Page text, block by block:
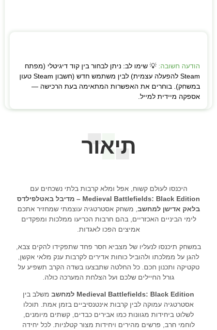
הודעה חשובה: 💡 שימו לב: ניתן לבחור בין קוד דיגיטלי (מפתח
Steam להפעלה עצמית) לבין משתמש חדש (חשבון Steam טעון
במשחק). בוחרים את האפשרות המתאימה בעת הרכישה —
אספקה מיידית למייל.
תיאור
היכנסו לעולם קשוח, אפל ומלא קרבות בלתי נשכחים עם
Medieval Battlefields: Black Edition – מדיבל באטלפילדס
בלאק אדישן למחשב , משחק אסטרטגיה עוצמתי שמחזיר אתכם
לימי הביניים האכזריים, בהם חרבות הכריעו ממלכות ומפקדים
אמיצים הפכו לאגדות.
במשחק תיכנסו לנעליו של מצביא חסר פחד שתפקידו להקים צבא,
להגן על ממלכתו ולהוביל כוחות אדירים לקרבות ענק מלאי אקשן,
טקטיקה ותכנון חכם. כל החלטה שתבצעו בשדה הקרב תשפיע על
גורל החיילים שלכם ועל הצלחת המערכה כולה.
Medieval Battlefields: Black Edition למחשב
משלב בין
אסטרטגיה עמוקה לבין קרבות אינטנסיביים בזמן אמת. תוכלו
לשלוט ביחידות מגוונות כמו אבירים כבדים, קשתים מיומנים,
לוחמי חרב, פרשים מהירים ויחידות מצור קטלניות. לכל יחידה